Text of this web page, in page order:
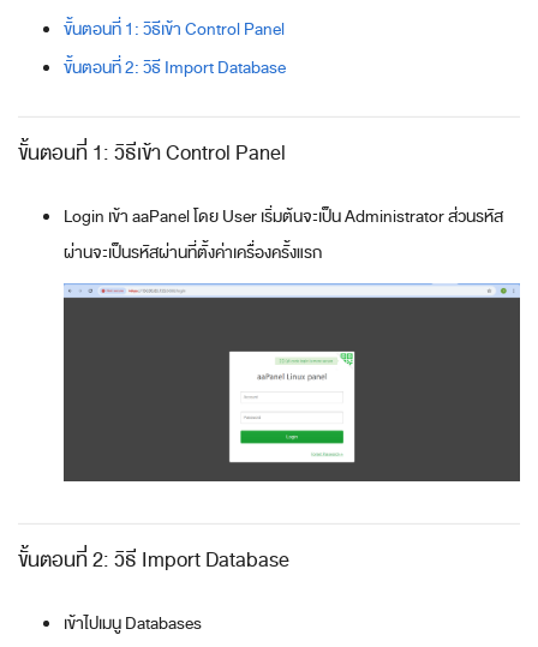
ขั้นตอนที่ 1: วิธีเข้า Control Panel
ขั้นตอนที่ 2: วิธี Import Database
ขั้นตอนที่ 1: วิธีเข้า Control Panel
Login เข้า aaPanel โดย User เริ่มต้นจะเป็น Administrator ส่วนรหัส
ผ่านจะเป็นรหัสผ่านที่ตั้งค่าเครื่องครั้งแรก
ขั้นตอนที่ 2: วิธี Import Database
เข้าไปเมนู Databases